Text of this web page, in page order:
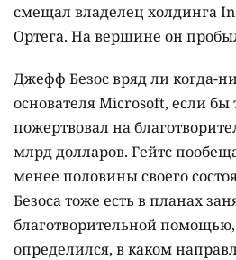
смещал владелец холдинга
Ортега. На вершине он
Джефф Безос вряд ли когда-
основателя Microsoft, если бы
пожертвовал на
млрд долларов. Гейтс
менее половины своего
Безоса тоже есть в планах
благотворительной
определился, в каком